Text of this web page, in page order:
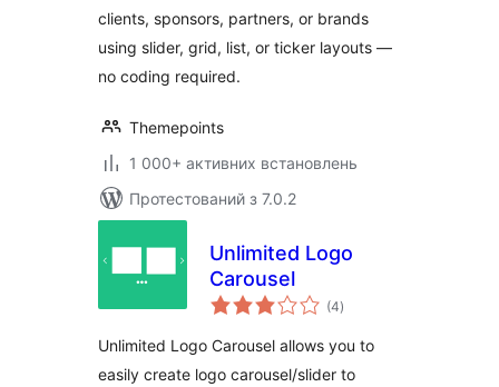
clients, sponsors, partners, or brands
using slider, grid, list, or ticker layouts —
no coding required.
Themepoints
1 000+ активних встановлень
Протестований з 7.0.2
Unlimited Logo
Carousel
(4загальний
рейтинг
)
Unlimited Logo Carousel allows you to
easily create logo carousel/slider to